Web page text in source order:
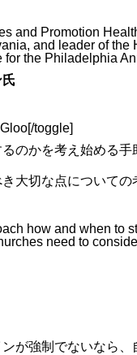
and Promotion
and leader of
the Philadelphia
toggle]
のかを考え始める
大切な点についての
how and when to
need to
が強制でないなら